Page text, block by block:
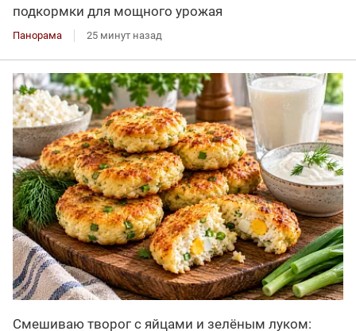
подкормки для мощного урожая
Панорама 25 минут назад
Смешиваю творог с яйцами и зелёным луком: